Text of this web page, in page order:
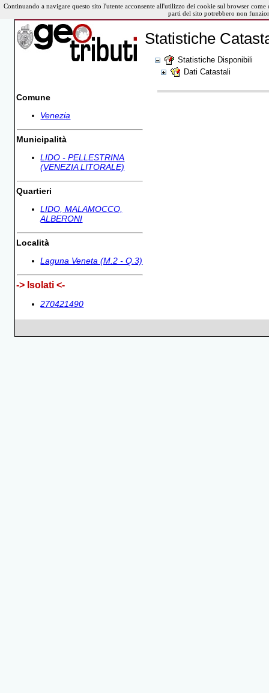
Comune
Venezia
Municipalità
LIDO - PELLESTRINA
(VENEZIA LITORALE)
Quartieri
LIDO, MALAMOCCO,
ALBERONI
Località
Laguna Veneta (M.2 - Q.3)
-> Isolati <-
270421490
Statistiche
Statistiche Disponibili
Dati Catastali
Continuando a navigare questo sito l'utente acconsente all'utilizzo dei cookie sul browser
parti del sito potrebbero non